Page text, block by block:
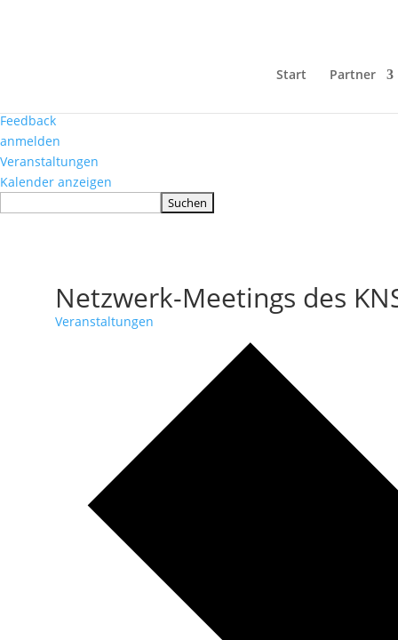
Feedback
anmelden
Veranstaltungen
Kalender anzeigen
Suchen
Start Partner
Netzwerk-Meetings des
Veranstaltungen